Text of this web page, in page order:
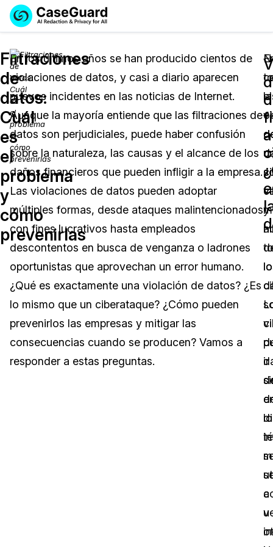
Licencia de CaseGuard Studio
Precios de Redacción a Pedido
Soluciones
Redacción de vídeos
Redacción de documentos
Redacción de audio
Redacción de imágenes
Transcripción y Traducción
Industrias
Cuerpos Policiales
Transportación
Educación
El Gobierno
Servicios Financieros
Precios
Recursos
Artículos
Casos Practicos
Videoteca
Recomendaciones
Eventos
Demo
English
Español
Filtraciones
de
datos:
Cuál
es
el
problema
y
cómo
prevenirlas
En los últimos años se han producido cientos de
violaciones de datos, y casi a diario aparecen
nuevos incidentes en las noticias de Internet.
Aunque la mayoría entiende que las filtraciones de
datos son perjudiciales, puede haber confusión
sobre la naturaleza, las causas y el alcance de los
daños financieros que pueden infligir a la empresa.
Las violaciones de datos pueden adoptar
múltiples formas, desde ataques malintencionados
con fines lucrativos hasta empleados
descontentos en busca de venganza o ladrones
oportunistas que aprovechan un error humano.
¿Qué es exactamente una violación de datos? ¿Es
lo mismo que un ciberataque? ¿Cómo pueden
prevenirlos las empresas y mitigar las
consecuencias cuando se producen? Vamos a
responder a estas preguntas.
a
y
a
el
ir
u